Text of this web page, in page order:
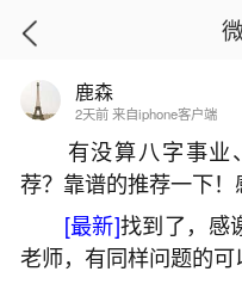
首页
梦见亲
2026-
鹿森
2天前 来自iphone客户端
有没算八字事业
荐？靠谱的推荐一下！
[最新]找到了，感
老师，有同样问题的